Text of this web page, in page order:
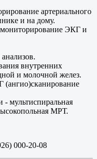
артериального
и на дому.
ЭКГ и
внутренних
и молочной желез.
(ангио)сканирование
- мультиспиральная
МРТ.
000-20-08